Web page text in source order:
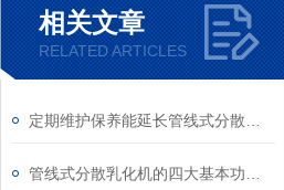
相关文章
RELATED ARTICLES